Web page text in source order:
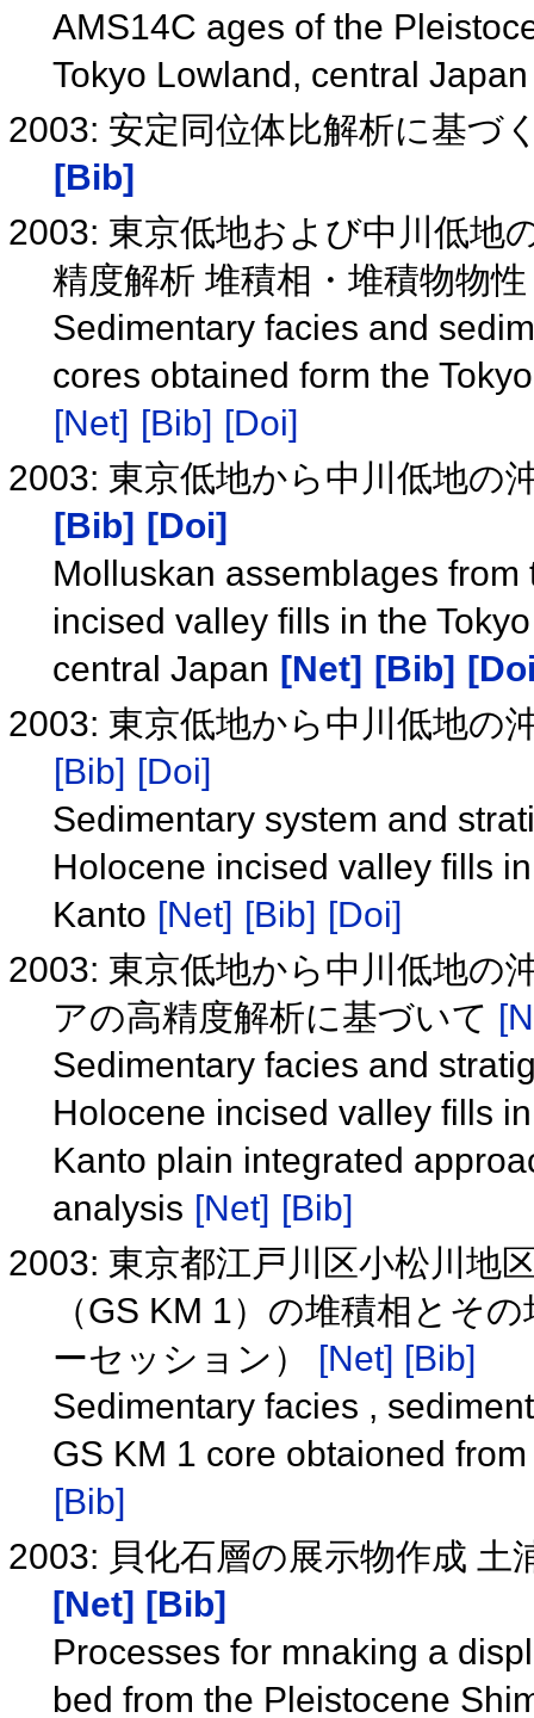
AMS14C ages of the
Tokyo Lowland, central
2003: 安定同位体比解析に基づ
[Bib]
2003: 東京低地および中川低地
精度解析 堆積相・堆積物物
Sedimentary facies and
cores obtained form the
[Net] [Bib] [Doi]
2003: 東京低地から中川低地の
[Bib] [Doi]
Molluskan assemblages
incised valley fills in the
central Japan [Net] [Bib]
2003: 東京低地から中川低地の
[Bib] [Doi]
Sedimentary system and
Holocene incised valley fills
Kanto [Net] [Bib] [Doi]
2003: 東京低地から中川低地の
アの高精度解析に基づいて
Sedimentary facies and
Holocene incised valley fills
Kanto plain integrated
analysis [Net] [Bib]
2003: 東京都江戸川区小松川地
（GS KM 1）の堆積相とそ
ーセッション）
[Net] [Bib]
Sedimentary facies ,
GS KM 1 core obtaioned
[Bib]
2003: 貝化石層の展示物作成 土
[Net] [Bib]
Processes for mnaking a
bed from the Pleistocene